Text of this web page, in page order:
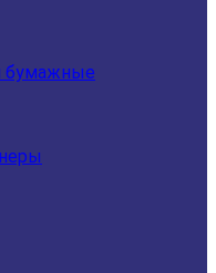
бумажные